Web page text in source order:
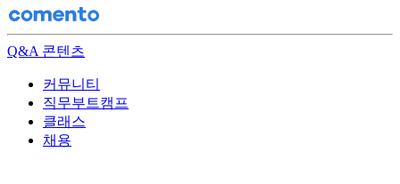
Q&A 콘텐츠
커뮤니티
직무부트캠프
클래스
채용